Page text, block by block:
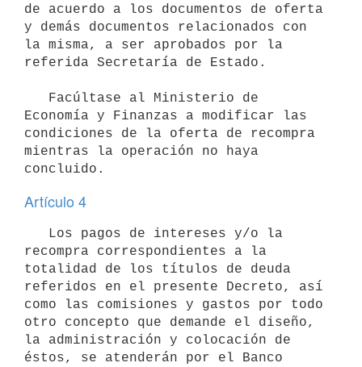
de acuerdo a los documentos de oferta
y demás documentos relacionados con
la misma, a ser aprobados por la
referida Secretaría de Estado.
Economía y Finanzas a modificar las
condiciones de la oferta de recompra
mientras la operación no haya
Artículo 4
recompra correspondientes a la
totalidad de los títulos de deuda
referidos en el presente Decreto, así
como las comisiones y gastos por todo
otro concepto que demande el diseño,
la administración y colocación de
éstos, se atenderán por el Banco